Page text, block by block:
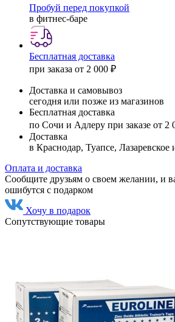
Пробуй перед покупкой
в фитнес-баре
Бесплатная доставка
при заказа от 2 000 ₽
Доставка и самовывоз
сегодня или позже из магазинов
Бесплатная доставка
по Сочи и Адлеру при заказе от 2
Доставка
в Краснодар, Туапсе, Лазаревское
Оплата и доставка
Сообщите друзьям о своем желании, и
ошибутся с подарком
Хочу в подарок
Сопутствующие товары